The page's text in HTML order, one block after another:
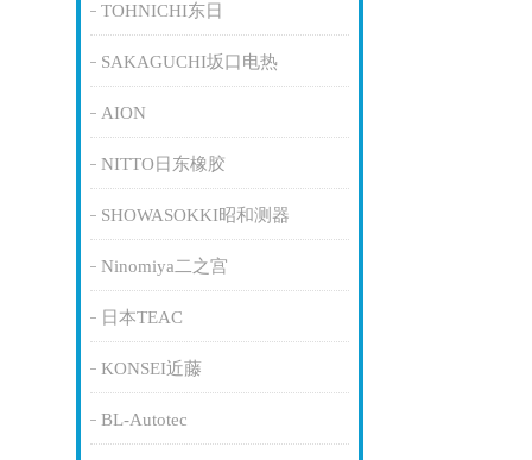
TOHNICHI东日
SAKAGUCHI坂口电热
AION
NITTO日东橡胶
SHOWASOKKI昭和测器
Ninomiya二之宫
日本TEAC
KONSEI近藤
BL-Autotec